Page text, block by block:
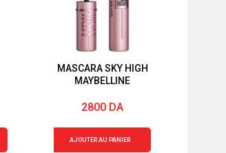
MASCARA SKY HIGH
MAYBELLINE
2800 DA
AJOUTER AU PANIER